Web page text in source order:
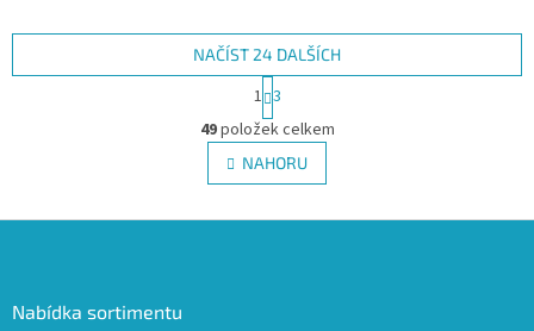
omrzlin, neboť...
omrzlin, neboť...
O
v
l
á
NAČÍST 24 DALŠÍCH
S
t
r
á
n
k
v
1 3
49položek celkem
NAHORU
Nabídka sortimentu